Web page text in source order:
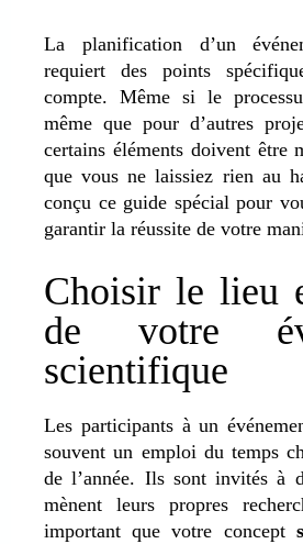
La planification d’un
requiert des points
compte. Même si le
même que pour d’autres
certains éléments doivent être
que vous ne laissiez rien au
conçu ce guide spécial pour
garantir la réussite de votre
Choisir le lieu
de votre
scientifique
Les participants à un
souvent un emploi du temps
de l’année. Ils sont invités à
mènent leurs propres
important que votre concept